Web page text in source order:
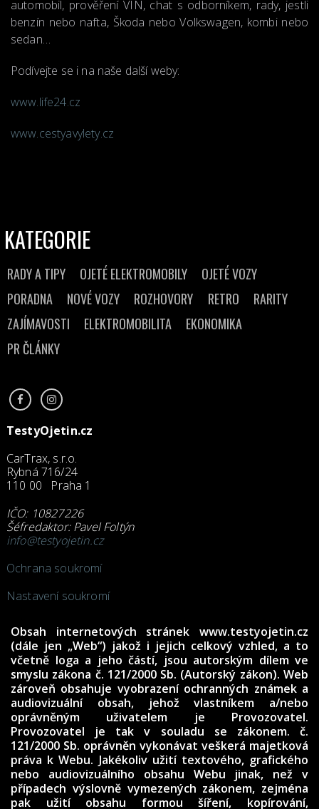
automobil, prověření VIN, chat s odborníkem, rady, jestli
benzín nebo nafta, Škoda nebo Volkswagen, kombi nebo
sedan…
Podívejte se i na naše další weby:
www.life24.cz
www.cestyavylety.cz
KATEGORIE
RADY A TIPY OJETÉ ELEKTROMOBILY
OJETÉ VOZY
PORADNA
NOVÉ VOZY ROZHOVORY RETRO
RARITY
ZAJÍMAVOSTI
ELEKTROMOBILITA
EKONOMIKA
PR ČLÁNKY
TestyOjetin.cz
CarTrax, s.r.o.
Rybná 716/24
110 00 Praha 1
IČO: 10827226
Šéfredaktor: Pavel Foltýn
info@testyojetin.cz
Ochrana soukromí
Nastavení soukromí
Obsah internetových stránek www.testyojetin.cz
(dále jen „Web“) jakož i jejich celkový vzhled, a to
včetně loga a jeho částí, jsou autorským dílem ve
smyslu zákona č. 121/2000 Sb. (Autorský zákon). Web
zároveň obsahuje vyobrazení ochranných známek a
audiovizuální obsah, jehož vlastníkem a/nebo
oprávněným uživatelem je Provozovatel.
Provozovatel je tak v souladu se zákonem. č.
121/2000 Sb. oprávněn vykonávat veškerá majetková
práva k Webu. Jakékoliv užití textového, grafického
nebo audiovizuálního obsahu Webu jinak, než v
případech výslovně vymezených zákonem, zejména
pak užití obsahu formou šíření, kopírování,